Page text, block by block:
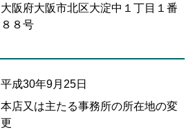
大阪府大阪市北区大淀中１丁目１番
８８号
平成30年9月25日
本店又は主たる事務所の所在地の変
更